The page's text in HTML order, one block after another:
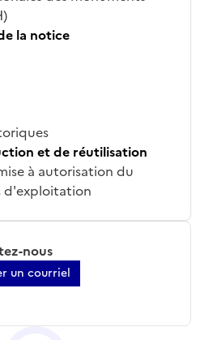
la notice
et de réutilisation
à autorisation du
d'exploitation
nous
un courriel